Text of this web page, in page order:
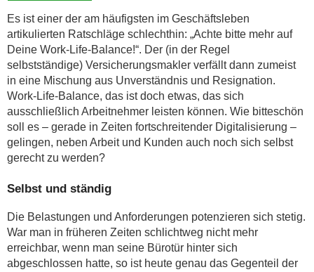
Es ist einer der am häufigsten im Geschäftsleben
artikulierten Ratschläge schlechthin: „Achte bitte mehr auf
Deine Work-Life-Balance!“. Der (in der Regel
selbstständige) Versicherungsmakler verfällt dann zumeist
in eine Mischung aus Unverständnis und Resignation.
Work-Life-Balance, das ist doch etwas, das sich
ausschließlich Arbeitnehmer leisten können. Wie bitteschön
soll es – gerade in Zeiten fortschreitender Digitalisierung –
gelingen, neben Arbeit und Kunden auch noch sich selbst
gerecht zu werden?
Selbst und ständig
Die Belastungen und Anforderungen potenzieren sich stetig.
War man in früheren Zeiten schlichtweg nicht mehr
erreichbar, wenn man seine Bürotür hinter sich
abgeschlossen hatte, so ist heute genau das Gegenteil der